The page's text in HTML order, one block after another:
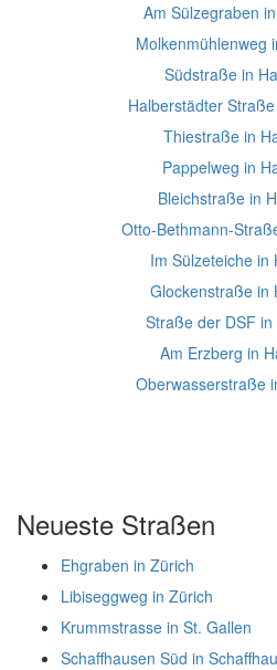
Am Sülzegraben
Molkenmühlenweg
Südstraße in
Halberstädter
Thiestraße in
Pappelweg in
Bleichstraße in
Otto-Bethmann-
Im Sülzeteiche in
Glockenstraße in
Straße der DSF in
Am Erzberg in
Oberwasserstraße
Neueste Straßen
Ehgraben in Zürich
Libiseggweg in Zürich
Krummstrasse in St. Gallen
Schaffhausen Süd in